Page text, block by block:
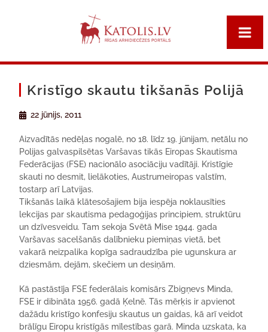
Kristīgo skautu tikšanās Polijā
22 jūnijs, 2011
Aizvadītās nedēļas nogalē, no 18. līdz 19. jūnijam, netālu no
Polijas galvaspilsētas Varšavas tikās Eiropas Skautisma
Federācijas (FSE) nacionālo asociāciju vadītāji. Kristīgie
skauti no desmit, lielākoties, Austrumeiropas valstīm,
tostarp arī Latvijas.
Tikšanās laikā klātesošajiem bija iespēja noklausīties
lekcijas par skautisma pedagoģijas principiem, struktūru
un dzīvesveidu. Tam sekoja Svētā Mise 1944. gada
Varšavas sacelšanās dalībnieku piemiņas vietā, bet
vakarā neizpalika kopīga sadraudzība pie ugunskura ar
dziesmām, dejām, skečiem un desiņām.
Kā pastāstīja FSE federālais komisārs Zbigņevs Minda,
FSE ir dibināta 1956. gadā Ķelnē. Tās mērķis ir apvienot
dažādu kristīgo konfesiju skautus un gaidas, kā arī veidot
brālīgu Eiropu kristīgās mīlestības garā. Minda uzskata, ka